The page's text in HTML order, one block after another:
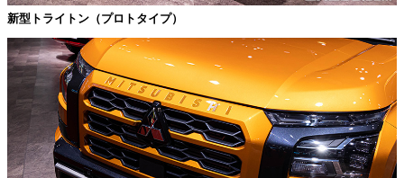
新型トライトン（プロトタイプ）